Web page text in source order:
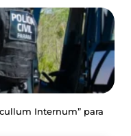
Internum” para